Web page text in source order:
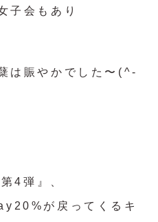
子会もあり
は賑やかでした〜(^-
4弾』、
が戻ってくるキ